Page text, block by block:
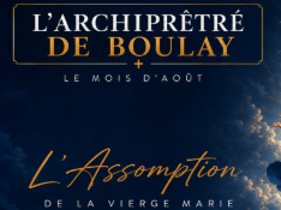
Aller
contenu